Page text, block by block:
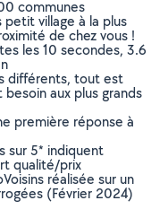
communes
petit village à la plus
de chez vous !
les 10 secondes, 3.6
différents, tout est
aux plus grands
première réponse à
sur 5* indiquent
qualité/prix
réalisée sur un
(Février 2024)